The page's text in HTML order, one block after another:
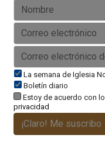
La semana de Iglesia
Boletín diario
Estoy de acuerdo con
privacidad
¡Claro! Me suscribo